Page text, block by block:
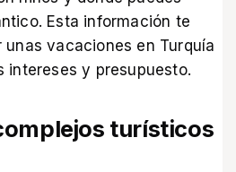
Esta información te
vacaciones en Turquía
intereses y presupuesto.
turísticos